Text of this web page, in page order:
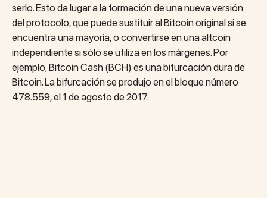
serlo. Esto da lugar a la formación de una nueva versión
del protocolo, que puede sustituir al Bitcoin original si se
encuentra una mayoría, o convertirse en una altcoin
independiente si sólo se utiliza en los márgenes. Por
ejemplo, Bitcoin Cash (BCH) es una bifurcación dura de
Bitcoin. La bifurcación se produjo en el bloque número
478.559, el 1 de agosto de 2017.